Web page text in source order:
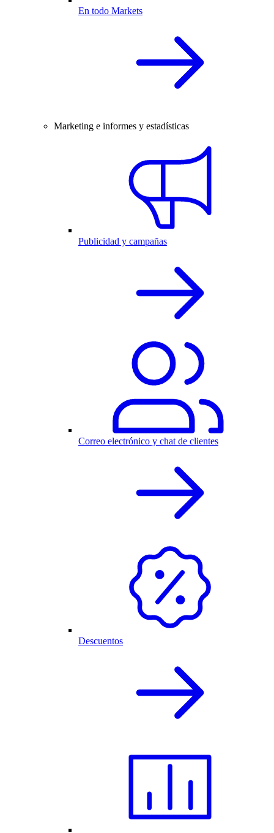
En todo Markets
Marketing e informes y estadísticas
Publicidad y campañas
Correo electrónico y chat de clientes
Descuentos